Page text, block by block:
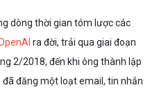
dòng thời gian tóm lược các
ra đời, trải qua giai đoạn
2/2018, đến khi ông thành lập
đăng một loạt email, tin nhắn